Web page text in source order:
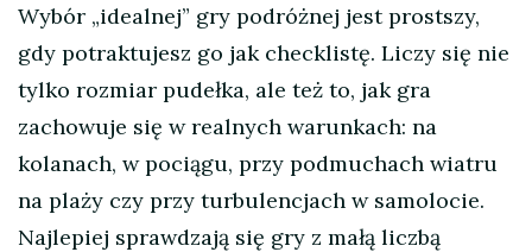
Wybór „idealnej” gry podróżnej jest prostszy,
gdy potraktujesz go jak checklistę. Liczy się nie
tylko rozmiar pudełka, ale też to, jak gra
zachowuje się w realnych warunkach: na
kolanach, w pociągu, przy podmuchach wiatru
na plaży czy przy turbulencjach w samolocie.
Najlepiej sprawdzają się gry z małą liczbą